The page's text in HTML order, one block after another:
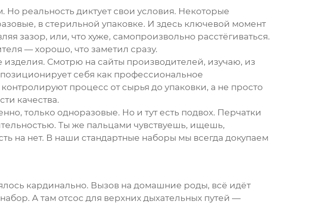
реальность диктует свои условия. Некоторые
в стерильной упаковке. И здесь ключевой момент
зазор, или, что хуже, самопроизвольно расстёгиваться.
— хорошо, что заметил сразу.
Смотрю на сайты производителей, изучаю, из
позиционирует себя как профессиональное
процесс от сырья до упаковки, а не просто
качества.
только одноразовые. Но и тут есть подвох. Перчатки
Ты же пальцами чувствуешь, ищешь,
на нет. В наши стандартные наборы мы всегда докупаем
кардинально. Вызов на домашние роды, всё идёт
А там отсос для верхних дыхательных путей —